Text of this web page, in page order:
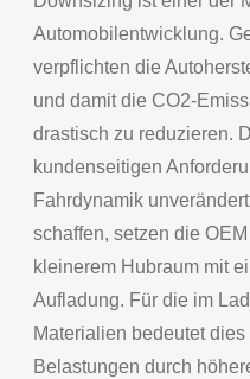
Automobilentwicklung.
verpflichten die
und damit die CO2-
drastisch zu reduzieren.
kundenseitigen
Fahrdynamik
schaffen, setzen die
kleinerem Hubraum mit
Aufladung. Für die im
Materialien bedeutet
Belastungen durch